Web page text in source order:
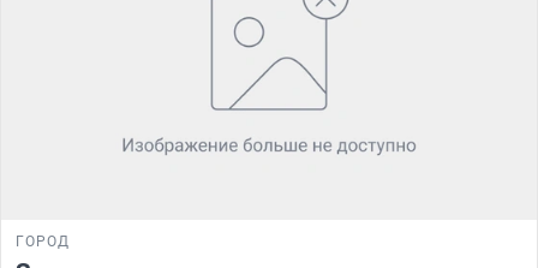
ГОРОД